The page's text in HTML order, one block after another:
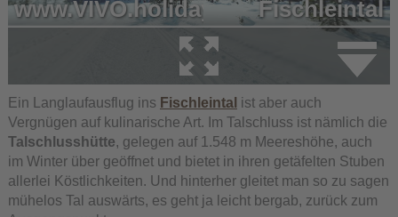
Ein Langlaufausflug ins Fischleintal ist aber auch
Vergnügen auf kulinarische Art. Im Talschluss ist nämlich die
Talschlusshütte, gelegen auf 1.548 m Meereshöhe, auch
im Winter über geöffnet und bietet in ihren getäfelten Stuben
allerlei Köstlichkeiten. Und hinterher gleitet man so zu sagen
mühelos Tal auswärts, es geht ja leicht bergab, zurück zum